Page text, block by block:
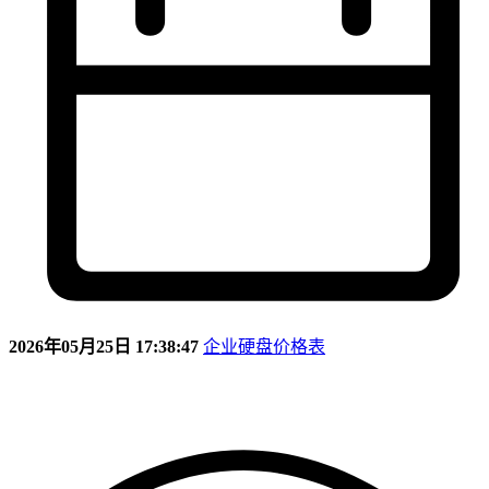
2026年05月25日 17:38:47 企业硬盘价格表